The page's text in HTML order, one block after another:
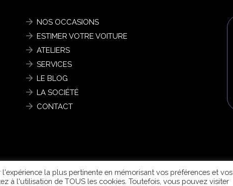
NOS OCCASIONS
ESTIMER VOTRE VOITURE
ATELIERS
SERVICES
LE BLOG
LA SOCIÉTÉ
CONTACT
la plus pertinente en mémorisant vos préférences et vos
à l'utilisation de TOUS les cookies. Toutefois, vous pouvez visiter